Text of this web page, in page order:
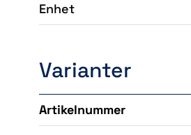
Enhet
Varianter
Artikelnummer